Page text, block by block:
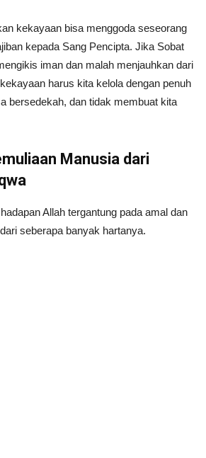
kekayaan bisa menggoda seseorang
kepada Sang Pencipta. Jika Sobat
iman dan malah menjauhkan dari
harus kita kelola dengan penuh
bersedekah, dan tidak membuat kita
Manusia dari
Allah tergantung pada amal dan
seberapa banyak hartanya.